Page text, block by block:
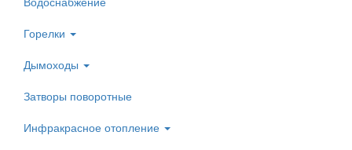
Горелки
Дымоходы
Затворы поворотные
Инфракрасное отопление